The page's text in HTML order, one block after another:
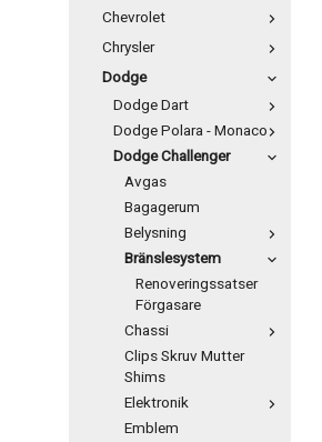
Chevrolet
Chrysler
Dodge
Dodge Dart
Dodge Polara - Monaco
Dodge Challenger
Avgas
Bagagerum
Belysning
Bränslesystem
Renoveringssatser
Förgasare
Chassi
Clips Skruv Mutter
Shims
Elektronik
Emblem